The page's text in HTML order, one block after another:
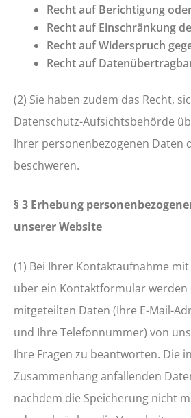
Recht auf Berichtigung
Recht auf Einschränkung
Recht auf Widerspruch
Recht auf
(2) Sie haben zudem das Recht,
Datenschutz-Aufsichtsbehörde
Ihrer personenbezogenen Daten
beschweren.
§ 3 Erhebung
unserer Website
(1) Bei Ihrer Kontaktaufnahme
über ein Kontaktformular werden
mitgeteilten Daten (Ihre E-Mail-
und Ihre Telefonnummer) von
Ihre Fragen zu beantworten. Die
Zusammenhang anfallenden
nachdem die Speicherung nicht